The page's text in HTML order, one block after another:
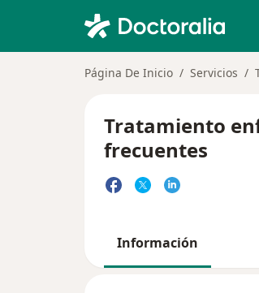
Página De Inicio Servicios
Tratamiento
frecuentes
Información